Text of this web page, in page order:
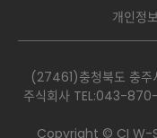
개인정
(27461)충청북도 충주
주식회사 TEL:043-
Copyright © CI W-